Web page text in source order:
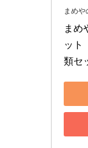
まめや
まめ
ット
類セ